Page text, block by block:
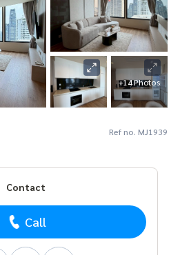
+14 Photos
Ref no. MJ1939
Contact
Call